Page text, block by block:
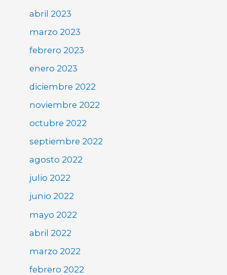
abril 2023
marzo 2023
febrero 2023
enero 2023
diciembre 2022
noviembre 2022
octubre 2022
septiembre 2022
agosto 2022
julio 2022
junio 2022
mayo 2022
abril 2022
marzo 2022
febrero 2022